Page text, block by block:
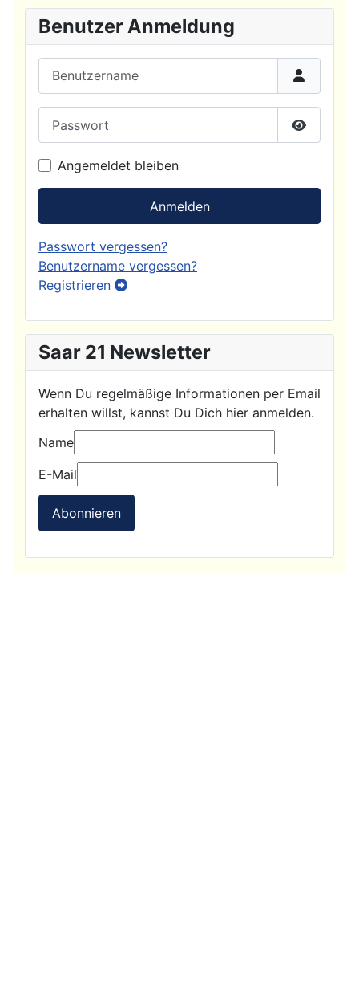
Benutzer Anmeldung
Passwort
Angemeldet bleiben
Anmelden
Passwort vergessen?
Benutzername vergessen?
Registrieren
Saar 21 Newsletter
Wenn Du regelmäßige Informationen per Email
erhalten willst, kannst Du Dich hier anmelden.
Name
E-Mail
Abonnieren